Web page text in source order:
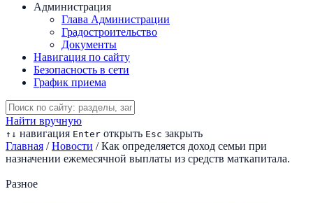
Администрация
Глава Администрации
Градостроительство
Документы
Навигация по сайту
Безопасность в сети
График приема
Найти вручную
↑ ↓ навигация Enter открыть Esc закрыть
Главная / Новости / Как определяется доход семьи при
назначении ежемесячной выплаты из средств маткапитала.
Разное